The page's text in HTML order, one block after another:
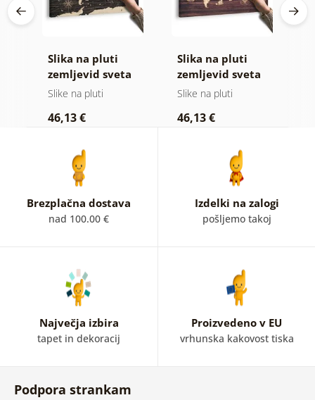
Slika na pluti
zemljevid sveta
na lesenem
Slike na pluti
46,13 €
Slika na pluti
zemljevid sveta
na lesu
Slike na pluti
46,13 €
Brezplačna dostava
nad 100.00 €
Izdelki na zalogi
pošljemo takoj
Največja izbira
tapet in dekoracij
Proizvedeno v EU
vrhunska kakovost tiska
Podpora strankam